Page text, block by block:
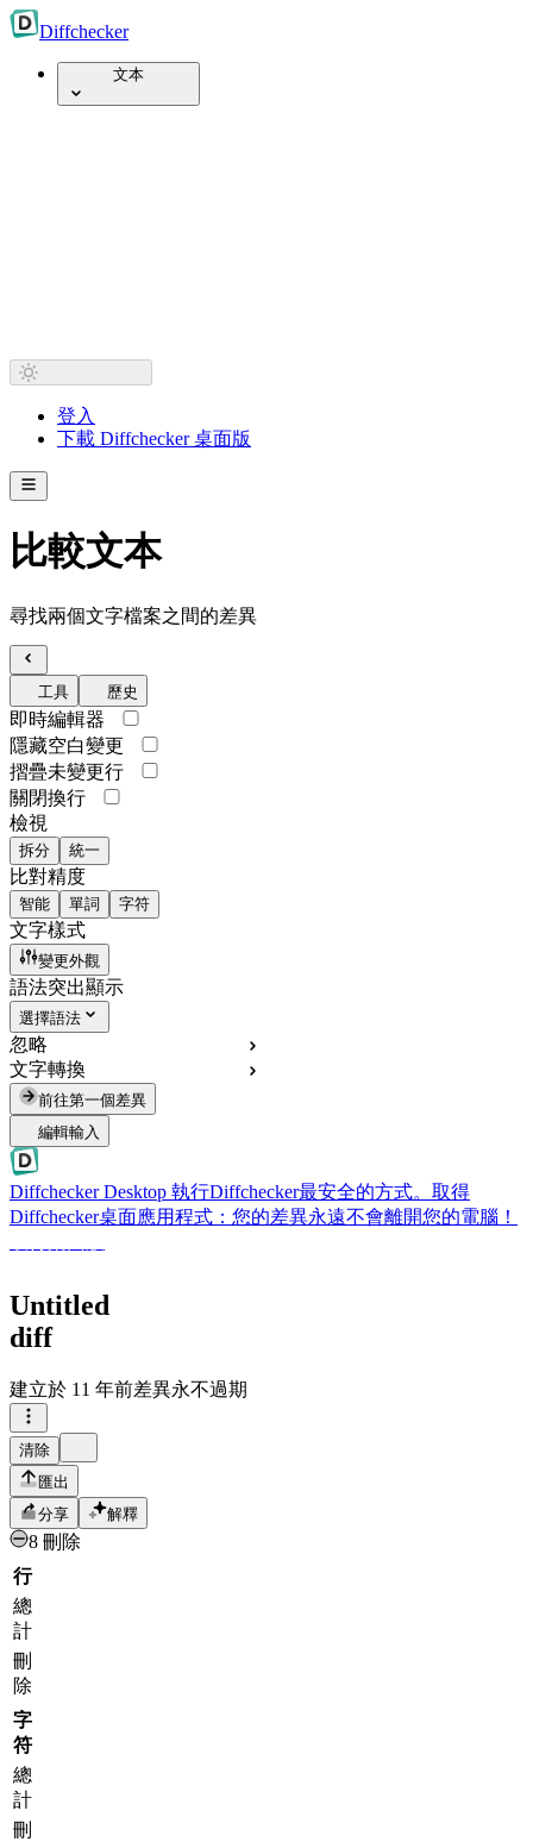
Diffchecker
文本
登入
下載 Diffchecker 桌面版
比較文本
尋找兩個文字檔案之間的差異
工具 歷史
即時編輯器
隱藏空白變更
摺疊未變更行
關閉換行
檢視
拆分 統一
比對精度
智能 單詞 字符
文字樣式
變更外觀
語法突出顯示
選擇語法
忽略
文字轉換
前往第一個差異
編輯輸入
Diffchecker Desktop 執行Diffchecker最安全的方式。取得
Diffchecker桌面應用程式：您的差異永遠不會離開您的電腦！
Untitled
diff
建立於 11 年前差異永不過期
清除
匯出
分享
解釋
8 刪除
行
總
計
刪
除
字
符
總
計
刪